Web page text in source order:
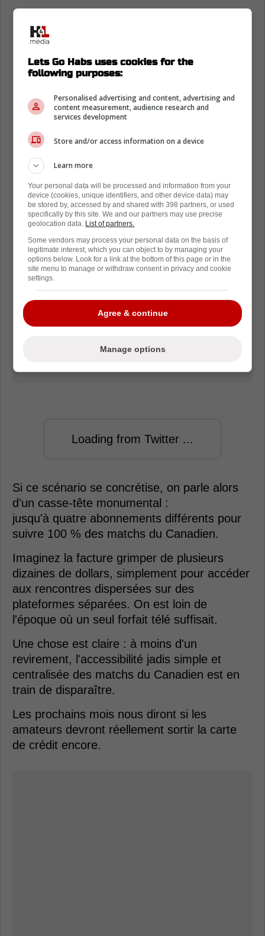
Loading from Twitter ...
Si ce scénario se concrétise, on parle alors
d'un casse-tête monumental :
jusqu'à quatre abonnements différents pour
suivre 100 % des matchs du Canadien.
Imaginez la facture grimper de plusieurs
dizaines de dollars, simplement pour accéder
aux rencontres dispersées sur des
plateformes séparées. On est loin de
l'époque où un seul forfait télé suffisait.
Une chose est claire : à moins d'un
revirement, l'accessibilité jadis simple et
centralisée des matchs du Canadien est en
train de disparaître.
Les prochains mois nous diront si les
amateurs devront réellement sortir la carte
de crédit encore.
Lets Go Habs uses cookies for the
following purposes:
Personalised advertising and content, advertising and
content measurement, audience research and
services development
Store and/or access information on a device
Learn more
Your personal data will be processed and information from your
device (cookies, unique identifiers, and other device data) may
be stored by, accessed by and shared with 398 partners, or used
specifically by this site. We and our partners may use precise
geolocation data. List of partners.
Some vendors may process your personal data on the basis of
legitimate interest, which you can object to by managing your
options below. Look for a link at the bottom of this page or in the
site menu to manage or withdraw consent in privacy and cookie
settings.
Agree & continue
Manage options